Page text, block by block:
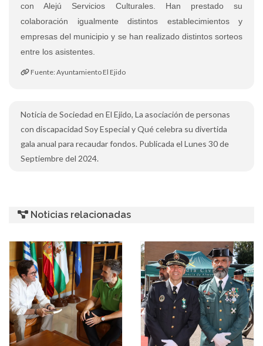
con Alejú Servicios Culturales. Han prestado su
colaboración igualmente distintos establecimientos y
empresas del municipio y se han realizado distintos sorteos
entre los asistentes.
Fuente: Ayuntamiento El Ejido
Noticia de Sociedad en El Ejido, La asociación de personas
con discapacidad Soy Especial y Qué celebra su divertida
gala anual para recaudar fondos. Publicada el Lunes 30 de
Septiembre del 2024.
Noticias relacionadas